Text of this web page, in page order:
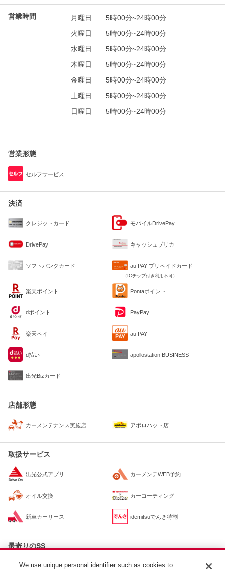
営業時間 月曜日
5時00分~24時00分
火曜日
5時00分~24時00分
水曜日
5時00分~24時00分
木曜日
5時00分~24時00分
金曜日
5時00分~24時00分
土曜日
5時00分~24時00分
日曜日
5時00分~24時00分
営業形態
セルフサービス
決済
クレジットカード モバイルDrivePay
DrivePay キャッシュプリカ
ソフトバンクカード au PAY プリペイドカード
（ICチップ付き利用不可）
楽天ポイント Pontaポイント
dポイント PayPay
楽天ペイ au PAY
d払い apollostation BUSINESS
出光Bizカード
店舗形態
カーメンテナンス実施店 アポロハット店
取扱サービス
出光公式アプリ カーメンテWEB予約
オイル交換 カーコーティング
新車カーリース idemitsuでんき特割
最寄りのSS
apollostation
セルフコンコース陣馬SS / （株）ムラタ 約1.3km
We use unique personal identifier such as cookies to